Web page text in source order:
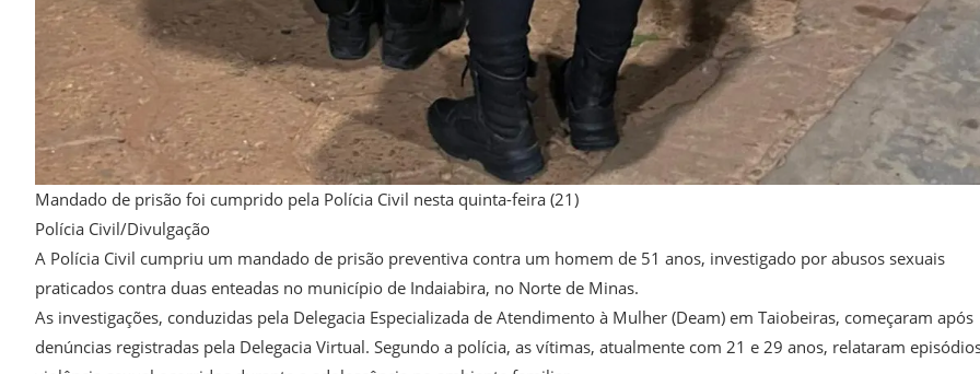
Mandado de prisão foi cumprido pela Polícia Civil nesta quinta-feira (21)
Polícia Civil/Divulgação
A Polícia Civil cumpriu um mandado de prisão preventiva contra um homem de 51 anos, investigado por abusos sexuais
praticados contra duas enteadas no município de Indaiabira, no Norte de Minas.
As investigações, conduzidas pela Delegacia Especializada de Atendimento à Mulher (Deam) em Taiobeiras, começaram após
denúncias registradas pela Delegacia Virtual. Segundo a polícia, as vítimas, atualmente com 21 e 29 anos, relataram